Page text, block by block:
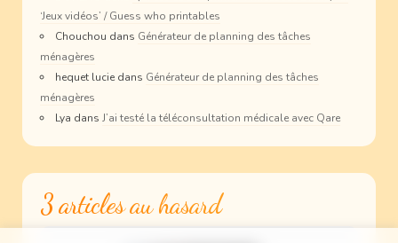
‘Jeux vidéos’ / Guess who printables
Chouchou dans Générateur de planning des tâches
ménagères
hequet lucie dans Générateur de planning des tâches
ménagères
Lya dans J’ai testé la téléconsultation médicale avec Qare
3 articles au hasard